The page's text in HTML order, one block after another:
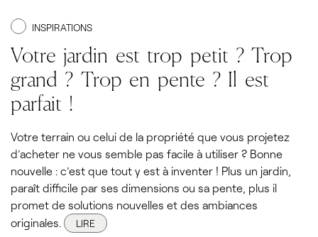
INSPIRATIONS
Votre jardin est trop petit ? Trop
grand ? Trop en pente ? Il est
parfait !
Votre terrain ou celui de la propriété que vous projetez
d’acheter ne vous semble pas facile à utiliser ? Bonne
nouvelle : c’est que tout y est à inventer ! Plus un jardin,
paraît difficile par ses dimensions ou sa pente, plus il
promet de solutions nouvelles et des ambiances
originales.
LIRE